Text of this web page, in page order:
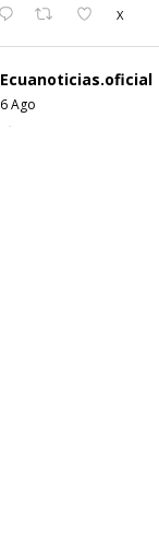
X
Ecuanoticias.oficial
6 Ago